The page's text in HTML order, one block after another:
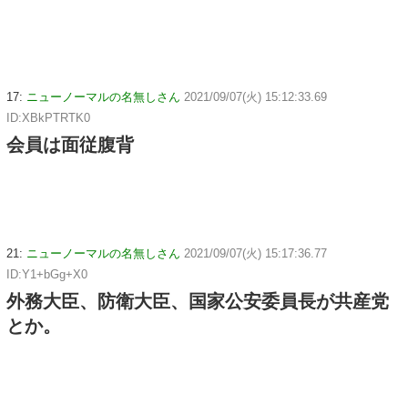
17: ニューノーマルの名無しさん 2021/09/07(火) 15:12:33.69
ID:XBkPTRTK0
会員は面従腹背
21: ニューノーマルの名無しさん 2021/09/07(火) 15:17:36.77
ID:Y1+bGg+X0
外務大臣、防衛大臣、国家公安委員長が共産党
とか。